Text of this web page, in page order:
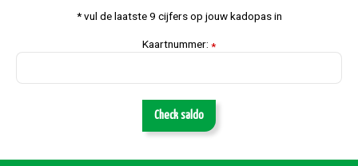
* vul de laatste 9 cijfers op jouw kadopas in
Kaartnummer: *
Check saldo